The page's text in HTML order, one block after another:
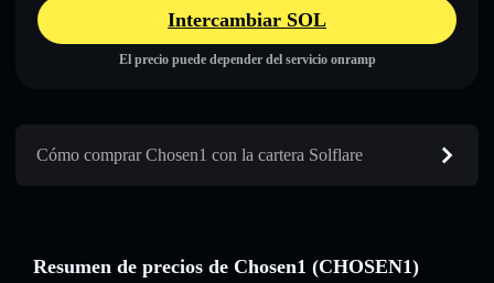
Intercambiar SOL
El precio puede depender del servicio onramp
Cómo comprar Chosen1 con la cartera Solflare
Resumen de precios de Chosen1 (CHOSEN1)